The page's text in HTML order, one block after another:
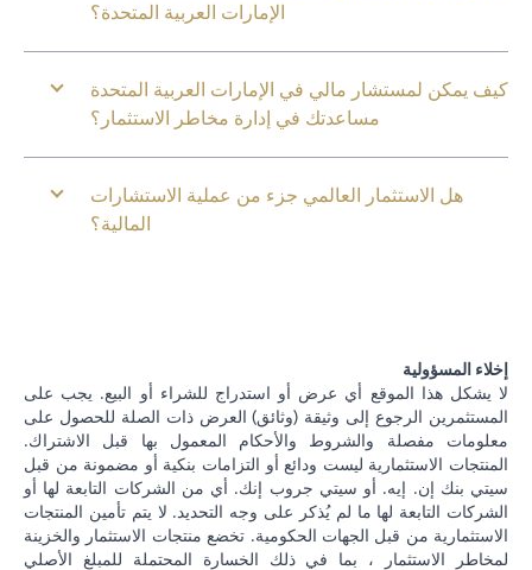
الإمارات العربية المتحدة؟
كيف يمكن لمستشار مالي في الإمارات العربية المتحدة
مساعدتك في إدارة مخاطر الاستثمار؟
هل الاستثمار العالمي جزء من عملية الاستشارات
المالية؟
إخلاء المسؤولية
لا يشكل هذا الموقع أي عرض أو استدراج للشراء أو البيع. يجب على
المستثمرين الرجوع إلى وثيقة (وثائق) العرض ذات الصلة للحصول على
معلومات مفصلة والشروط والأحكام المعمول بها قبل الاشتراك.
المنتجات الاستثمارية ليست ودائع أو التزامات بنكية أو مضمونة من قبل
سيتي بنك إن. إيه. أو سيتي جروب إنك. أي من الشركات التابعة لها أو
الشركات التابعة لها ما لم يُذكر على وجه التحديد. لا يتم تأمين المنتجات
الاستثمارية من قبل الجهات الحكومية. تخضع منتجات الاستثمار والخزينة
لمخاطر الاستثمار ، بما في ذلك الخسارة المحتملة للمبلغ الأصلي